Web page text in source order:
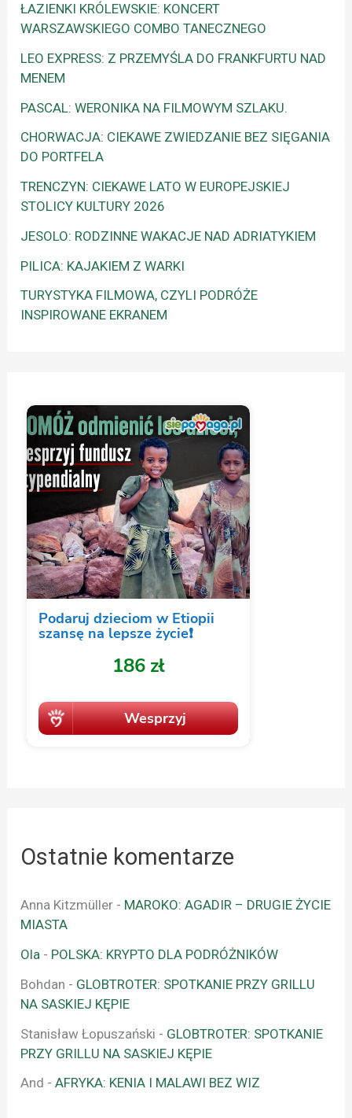
ŁAZIENKI KRÓLEWSKIE: KONCERT
WARSZAWSKIEGO COMBO TANECZNEGO
LEO EXPRESS: Z PRZEMYŚLA DO FRANKFURTU NAD
MENEM
PASCAL: WERONIKA NA FILMOWYM SZLAKU.
CHORWACJA: CIEKAWE ZWIEDZANIE BEZ SIĘGANIA
DO PORTFELA
TRENCZYN: CIEKAWE LATO W EUROPEJSKIEJ
STOLICY KULTURY 2026
JESOLO: RODZINNE WAKACJE NAD ADRIATYKIEM
PILICA: KAJAKIEM Z WARKI
TURYSTYKA FILMOWA, CZYLI PODRÓŻE
INSPIROWANE EKRANEM
Ostatnie komentarze
Anna Kitzmüller - MAROKO: AGADIR – DRUGIE ŻYCIE
MIASTA
Ola - POLSKA: KRYPTO DLA PODRÓŻNIKÓW
Bohdan - GLOBTROTER: SPOTKANIE PRZY GRILLU
NA SASKIEJ KĘPIE
Stanisław Łopuszański - GLOBTROTER: SPOTKANIE
PRZY GRILLU NA SASKIEJ KĘPIE
And -AFRYKA: KENIA I MALAWI BEZ WIZ